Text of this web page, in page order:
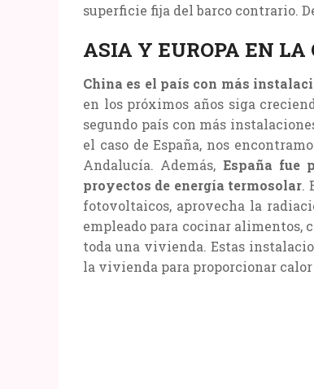
superficie fija del barco contrario.
ASIA Y EUROPA EN LA
China es el país con más
en los próximos años siga
segundo país con más
el caso de España, nos
Andalucía. Además, España fue
proyectos de energía termosolar.
fotovoltaicos, aprovecha la
empleado para cocinar alimentos,
toda una vivienda. Estas
la vivienda para proporcionar